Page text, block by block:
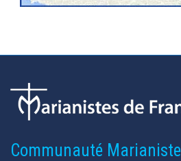
Communauté Marianiste